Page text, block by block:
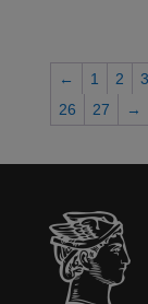
← 1 2 3
26
27 →